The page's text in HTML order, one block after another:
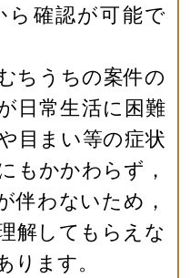
ら確認が可能で
ちうちの案件の
日常生活に困難
目まい等の症状
もかかわらず，
伴わないため，
解してもらえな
ります。